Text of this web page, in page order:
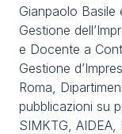
Buyer
Media
Gianpaolo Basile
Gestione
e Docente a
Gestione
Roma,
pubblicazioni su
SIMKTG, AIDEA,